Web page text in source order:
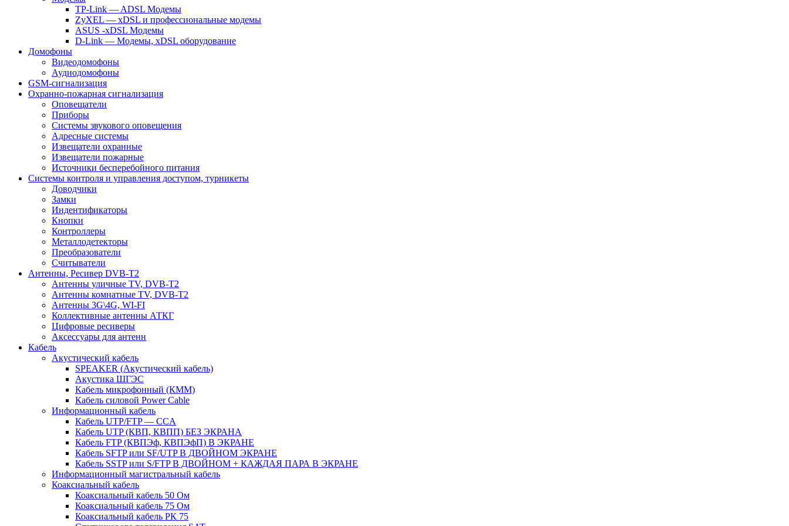
TP-Link — ADSL Модемы
ZyXEL — xDSL и профессиональные модемы
ASUS -xDSL Модемы
D-Link — Модемы, xDSL оборудование
Домофоны
Видеодомофоны
Аудиодомофоны
GSM-сигнализация
Охранно-пожарная сигнализация
Оповещатели
Приборы
Системы звукового оповещения
Адресные системы
Извещатели охранные
Извещатели пожарные
Источники бесперебойного питания
Системы контроля и управления доступом, турникеты
Доводчики
Замки
Индентификаторы
Кнопки
Контроллеры
Металлодетекторы
Преобразователи
Считыватели
Антенны, Ресивер DVB-T2
Антенны уличные TV, DVB-T2
Антенны комнатные TV, DVB-T2
Антенны 3G\4G, WI-FI
Коллективные антенны АТКГ
Цифровые ресиверы
Аксессуары для антенн
Кабель
Акустический кабель
SPEAKER (Акустический кабель)
Акустика ШГЭС
Кабель микрофонный (КММ)
Кабель силовой Power Cable
Информационный кабель
Кабель UTP/FTP — CCA
Кабель UTP (КВП, КВПП) БЕЗ ЭКРАНА
Кабель FTP (КВПЭф, КВПЭфП) В ЭКРАНЕ
Кабель SFTP или SF/UTP В ДВОЙНОМ ЭКРАНЕ
Кабель SSTP или S/FTP В ДВОЙНОМ + КАЖДАЯ ПАРА В ЭКРАНЕ
Информационный магистральный кабель
Коаксиальный кабель
Коаксиальный кабель 50 Ом
Коаксиальный кабель 75 Ом
Коаксиальный кабель РК 75